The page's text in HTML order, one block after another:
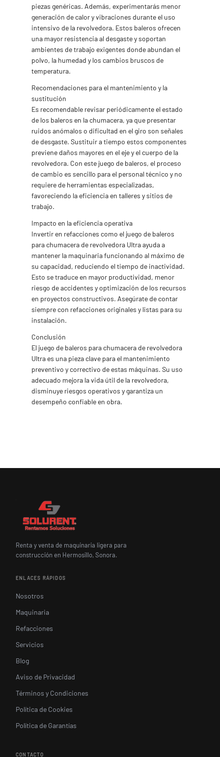
piezas genéricas. Además, experimentarás menor
generación de calor y vibraciones durante el uso
intensivo de la revolvedora. Estos baleros ofrecen
una mayor resistencia al desgaste y soportan
ambientes de trabajo exigentes donde abundan el
polvo, la humedad y los cambios bruscos de
temperatura.
Recomendaciones para el mantenimiento y la
sustitución
Es recomendable revisar periódicamente el estado
de los baleros en la chumacera, ya que presentar
ruidos anómalos o dificultad en el giro son señales
de desgaste. Sustituir a tiempo estos componentes
previene daños mayores en el eje y el cuerpo de la
revolvedora. Con este juego de baleros, el proceso
de cambio es sencillo para el personal técnico y no
requiere de herramientas especializadas,
favoreciendo la eficiencia en talleres y sitios de
trabajo.
Impacto en la eficiencia operativa
Invertir en refacciones como el juego de baleros
para chumacera de revolvedora Ultra ayuda a
mantener la maquinaria funcionando al máximo de
su capacidad, reduciendo el tiempo de inactividad.
Esto se traduce en mayor productividad, menor
riesgo de accidentes y optimización de los recursos
en proyectos constructivos. Asegúrate de contar
siempre con refacciones originales y listas para su
instalación.
Conclusión
El juego de baleros para chumacera de revolvedora
Ultra es una pieza clave para el mantenimiento
preventivo y correctivo de estas máquinas. Su uso
adecuado mejora la vida útil de la revolvedora,
disminuye riesgos operativos y garantiza un
desempeño confiable en obra.
Renta y venta de maquinaria ligera para
construcción en Hermosillo, Sonora.
ENLACES RÁPIDOS
Nosotros
Maquinaria
Refacciones
Servicios
Blog
Aviso de Privacidad
Términos y Condiciones
Política de Cookies
Política de Garantías
CONTACTO